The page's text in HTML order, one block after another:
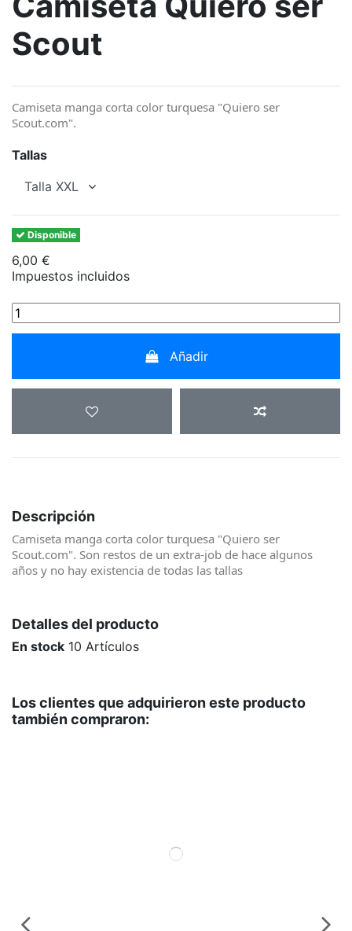
Scout
Camiseta manga corta color turquesa "Quiero ser
Scout.com".
Tallas
Disponible
6,00 €
Impuestos incluidos
Añadir
Descripción
Camiseta manga corta color turquesa "Quiero ser
Scout.com". Son restos de un extra-job de hace algunos
años y no hay existencia de todas las tallas
Detalles del producto
En stock 10 Artículos
Los clientes que adquirieron este producto
también compraron: